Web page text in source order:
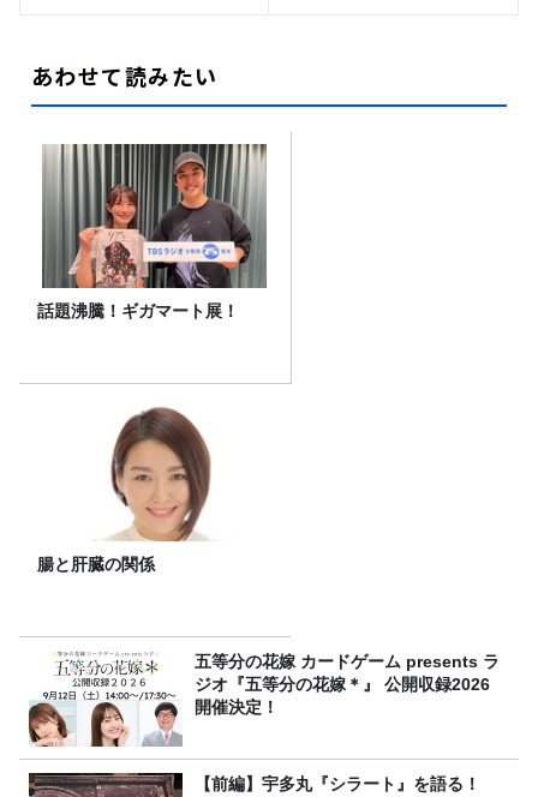
あわせて読みたい
話題沸騰！ギガマート展！
腸と肝臓の関係
五等分の花嫁 カードゲーム presents ラ
ジオ『五等分の花嫁＊』 公開収録2026
開催決定！
【前編】宇多丸『シラート』を語る！